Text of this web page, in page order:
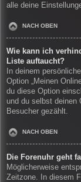
alle deine
NACH OBEN
Wie kann ich
Liste auftaucht?
In deinem
Option „Meinen
du diese Option
und du selbst deinen
Besucher gezählt.
NACH OBEN
Die Forenuhr geht
Möglicherweise
Zeitzone. In diesem